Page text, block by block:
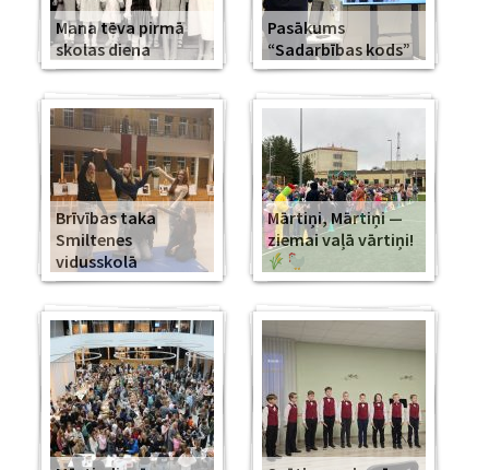
Mana tēva pirmā
skolas diena
Pasākums
“Sadarbības kods”
Brīvības taka
Smiltenes
vidusskolā
Mārtiņi, Mārtiņi —
ziemai vaļā vārtiņi!